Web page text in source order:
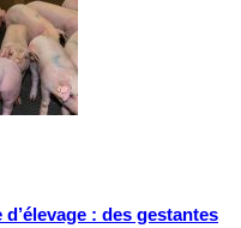
: des gestantes